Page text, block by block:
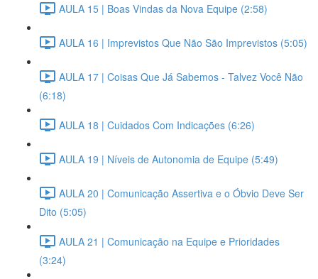
AULA 15 | Boas Vindas da Nova Equipe (2:58)
AULA 16 | Imprevistos Que Não São Imprevistos (5:05)
AULA 17 | Coisas Que Já Sabemos - Talvez Você Não
(6:18)
AULA 18 | Cuidados Com Indicações (6:26)
AULA 19 | Níveis de Autonomia de Equipe (5:49)
AULA 20 | Comunicação Assertiva e o Óbvio Deve Ser
Dito (5:05)
AULA 21 | Comunicação na Equipe e Prioridades
(3:24)